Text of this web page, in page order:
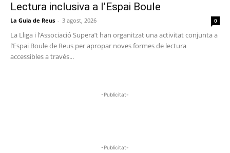
Lectura inclusiva a l’Espai Boule
La Guia de Reus - 3 agost, 2026 0
La Lliga i l’Associació Supera’t han organitzat una activitat conjunta a
l’Espai Boule de Reus per apropar noves formes de lectura
accessibles a través...
-Publicitat-
-Publicitat-